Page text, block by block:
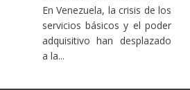
En Venezuela, la crisis de los
servicios básicos y el poder
adquisitivo han desplazado
a la...